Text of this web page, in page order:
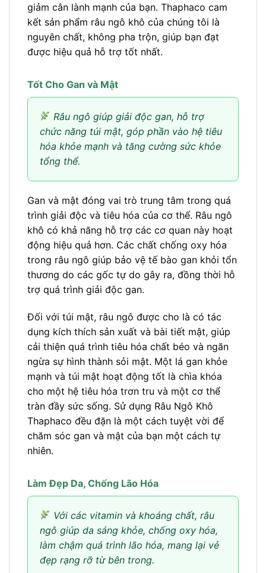
giảm cân lành mạnh của bạn. Thaphaco cam
kết sản phẩm râu ngô khô của chúng tôi là
nguyên chất, không pha trộn, giúp bạn đạt
được hiệu quả hỗ trợ tốt nhất.
Tốt Cho Gan và Mật
Râu ngô giúp giải độc gan, hỗ trợ
chức năng túi mật, góp phần vào hệ tiêu
hóa khỏe mạnh và tăng cường sức khỏe
tổng thể.
Gan và mật đóng vai trò trung tâm trong quá
trình giải độc và tiêu hóa của cơ thể. Râu ngô
khô có khả năng hỗ trợ các cơ quan này hoạt
động hiệu quả hơn. Các chất chống oxy hóa
trong râu ngô giúp bảo vệ tế bào gan khỏi tổn
thương do các gốc tự do gây ra, đồng thời hỗ
trợ quá trình giải độc gan.
Đối với túi mật, râu ngô được cho là có tác
dụng kích thích sản xuất và bài tiết mật, giúp
cải thiện quá trình tiêu hóa chất béo và ngăn
ngừa sự hình thành sỏi mật. Một lá gan khỏe
mạnh và túi mật hoạt động tốt là chìa khóa
cho một hệ tiêu hóa trơn tru và một cơ thể
tràn đầy sức sống. Sử dụng Râu Ngô Khô
Thaphaco đều đặn là một cách tuyệt vời để
chăm sóc gan và mật của bạn một cách tự
nhiên.
Làm Đẹp Da, Chống Lão Hóa
Với các vitamin và khoáng chất, râu
ngô giúp da sáng khỏe, chống oxy hóa,
làm chậm quá trình lão hóa, mang lại vẻ
đẹp rạng rỡ từ bên trong.